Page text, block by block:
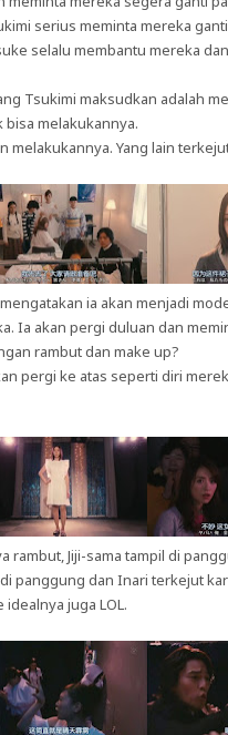
serius meminta mereka
selalu membantu mereka
Tsukimi maksudkan adalah
melakukannya.
melakukannya. Yang lain
ia akan menjadi
Ia akan pergi duluan dan
rambut dan make up?
pergi ke atas seperti diri
rambut, Jiji-sama tampil di
panggung dan Inari terkejut
idealnya juga LOL.